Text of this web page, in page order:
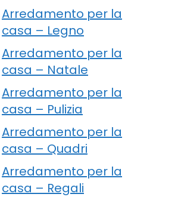
Arredamento per la
casa – Legno
Arredamento per la
casa – Natale
Arredamento per la
casa – Pulizia
Arredamento per la
casa – Quadri
Arredamento per la
casa – Regali